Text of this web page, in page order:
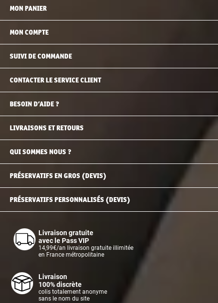
MON PANIER
MON COMPTE
SUIVI DE COMMANDE
CONTACTER LE SERVICE CLIENT
BESOIN D’AIDE ?
LIVRAISONS ET RETOURS
QUI SOMMES NOUS ?
PRÉSERVATIFS EN GROS (DEVIS)
PRÉSERVATIFS PERSONNALISÉS (DEVIS)
Livraison gratuite
avec le Pass VIP
14,99€/an livraison gratuite illimitée
en France métropolitaine
Livraison
100% discrète
colis totalement anonyme
sans le nom du site